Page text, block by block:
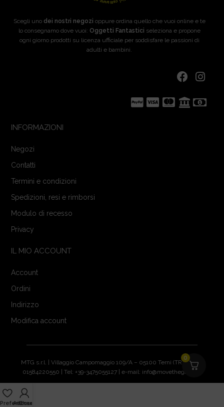
Scegli uno dei nostri negozi oppure ordina quello che vuoi online e te
lo consegnamo dove vuoi: Oggetti Fantastici seleziona e propone
ogni giorno prodotti su licenza ufficiale per soddisfare le passioni di
adulti e bambini.
INFORMAZIONI
Negozi
Contatti
Termini e condizioni
Spedizioni, resi e rimborsi
Modulo di recesso
Privacy
IL MIO ACCOUNT
Account
Ordini
Indirizzo
Modifica account
MTG s.r.l. | Villaggio Campomaggio 109/A – 05100 Terni (TR) | P.IVA:
01584220550 | Tel: +39-3475055127 | e-mail: info@movethegame.it
PreferitiAccount
Checkout
0